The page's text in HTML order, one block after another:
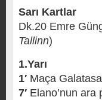
Sarı Kartlar
Dk.20 Emre
Tallinn)
1.Yarı
1′ Maça
7′ Elano’nun ara